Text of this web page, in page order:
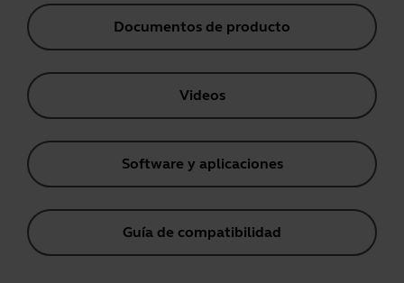
Documentos de producto
Videos
Software y aplicaciones
Guía de compatibilidad